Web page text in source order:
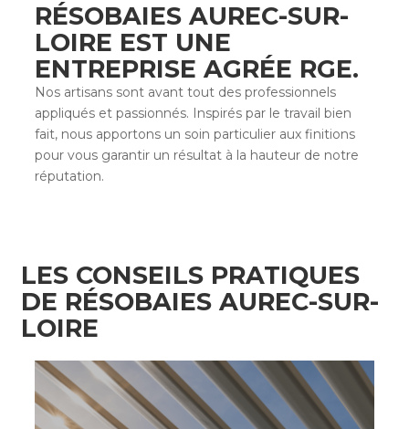
RÉSOBAIES AUREC-SUR-
LOIRE EST UNE
ENTREPRISE AGRÉE RGE.
Nos artisans sont avant tout des professionnels
appliqués et passionnés. Inspirés par le travail bien
fait, nous apportons un soin particulier aux finitions
pour vous garantir un résultat à la hauteur de notre
réputation.
LES CONSEILS PRATIQUES
DE RÉSOBAIES AUREC-SUR-
LOIRE